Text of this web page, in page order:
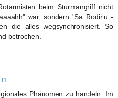
beim Sturmangriff nicht
war, sondern "Sa Rodinu -
die alles wegsynchronisiert. So
betrochen.
Phänomen zu handeln. Im